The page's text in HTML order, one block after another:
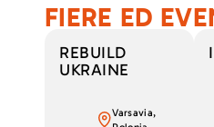
FIERE ED
REBUILD
UKRAINE
Varsavia,